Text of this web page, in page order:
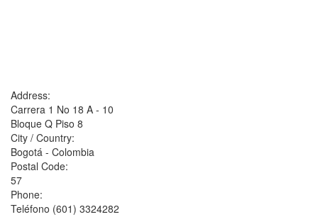
Address:
Carrera 1 No 18 A - 10
Bloque Q Piso 8
City / Country:
Bogotá - Colombia
Postal Code:
57
Phone:
Teléfono (601) 3324282